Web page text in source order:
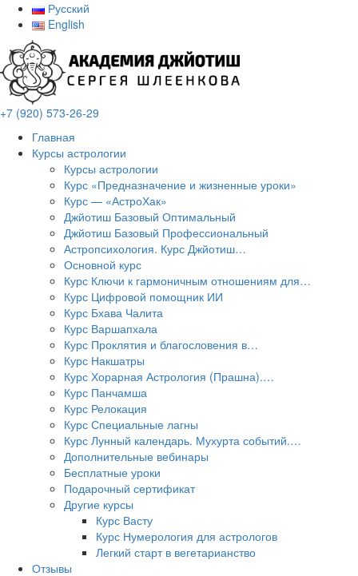
Русский
English
+7 (920) 573-26-29
Главная
Курсы астрологии
Курсы астрологии
Курс «Предназначение и жизненные уроки»
Курс — «АстроХак»
Джйотиш Базовый Оптимальный
Джйотиш Базовый Профессиональный
Астропсихология. Курс Джйотиш…
Основной курс
Курс Ключи к гармоничным отношениям для…
Курс Цифровой помощник ИИ
Курс Бхава Чалита
Курс Варшапхала
Курс Проклятия и благословения в…
Курс Накшатры
Курс Хорарная Астрология (Прашна).…
Курс Панчамша
Курс Релокация
Курс Специальные лагны
Курс Лунный календарь. Мухурта событий.…
Дополнительные вебинары
Бесплатные уроки
Подарочный сертификат
Другие курсы
Курс Васту
Курс Нумерология для астрологов
Легкий старт в вегетарианство
Отзывы